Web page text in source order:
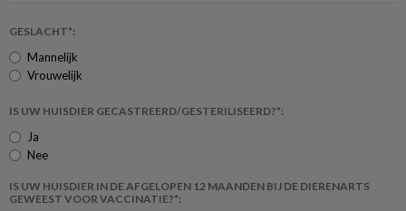
GESLACHT*:
Mannelijk
Vrouwelijk
IS UW HUISDIER GECASTREERD/GESTERILISEERD?*:
Ja
Nee
IS UW HUISDIER IN DE AFGELOPEN 12 MAANDEN BIJ DE DIERENARTS
GEWEEST VOOR VACCINATIE?*: